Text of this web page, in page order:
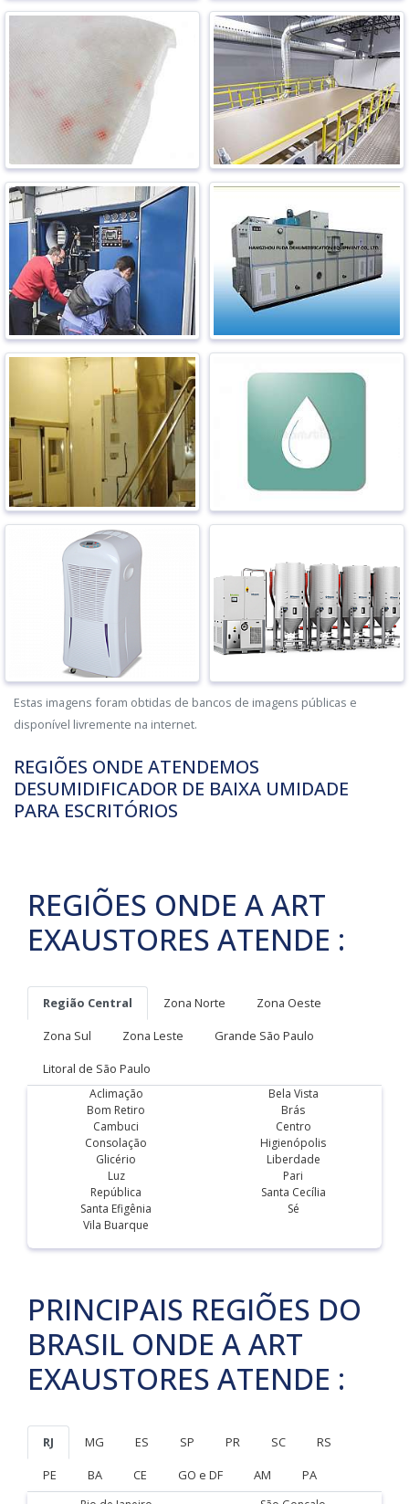
Estas imagens foram obtidas de bancos de imagens públicas e
disponível livremente na internet.
REGIÕES ONDE ATENDEMOS
DESUMIDIFICADOR DE BAIXA UMIDADE
PARA ESCRITÓRIOS
REGIÕES ONDE A ART
EXAUSTORES ATENDE :
Região Central Zona Norte
Zona Oeste
Zona Sul
Zona Leste
Grande São Paulo
Litoral de São Paulo
Aclimação
Bela Vista
Bom Retiro
Brás
Cambuci
Centro
Consolação
Higienópolis
Glicério
Liberdade
Luz
Pari
República
Santa Cecília
Santa Efigênia
Sé
Vila Buarque
PRINCIPAIS REGIÕES DO
BRASIL ONDE A ART
EXAUSTORES ATENDE :
RJ MG ES SP PR SC
RS
PE
BA CE GO e DF AM PA